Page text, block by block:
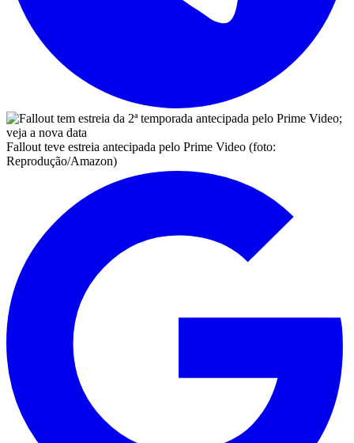
Fallout teve estreia antecipada pelo Prime Video (foto:
Reprodução/Amazon)